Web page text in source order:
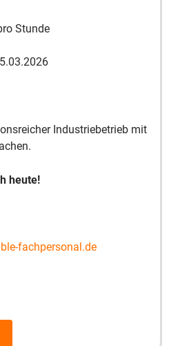
Stunde
Industriebetrieb mit
heute!
fachpersonal.de